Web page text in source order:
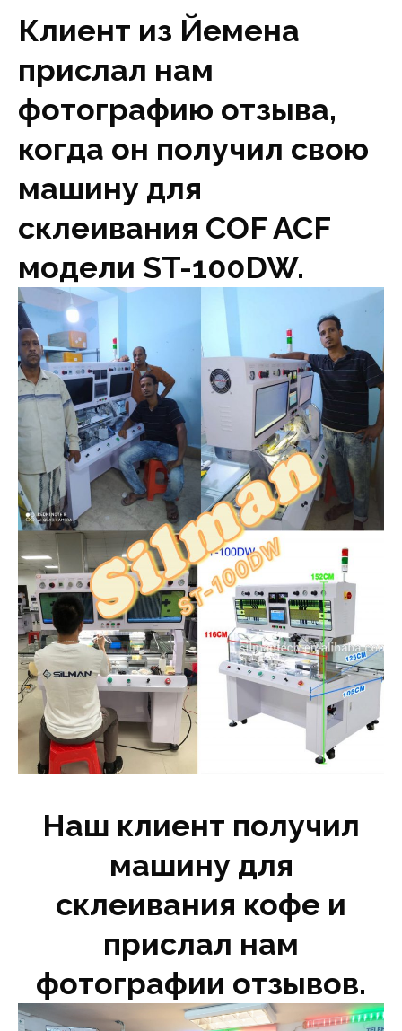
Клиент из Йемена
прислал нам
фотографию отзыва,
когда он получил свою
машину для
склеивания COF ACF
модели ST-100DW.
Наш клиент получил
машину для
склеивания кофе и
прислал нам
фотографии отзывов.